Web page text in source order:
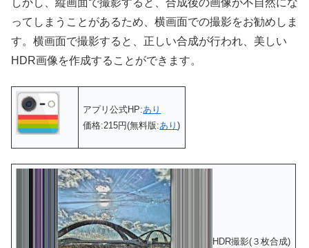
しかし、縦画面で撮影すると、合成後の画像が不自然にな
ってしまうことがあるため、横画面での撮影をお勧めしま
す。横画面で撮影すると、正しい合成が行われ、美しい
HDR画像を作成することができます。
アプリ公式HP:あり
価格:215円(無料版:あり)
HDR撮影(３枚合成)